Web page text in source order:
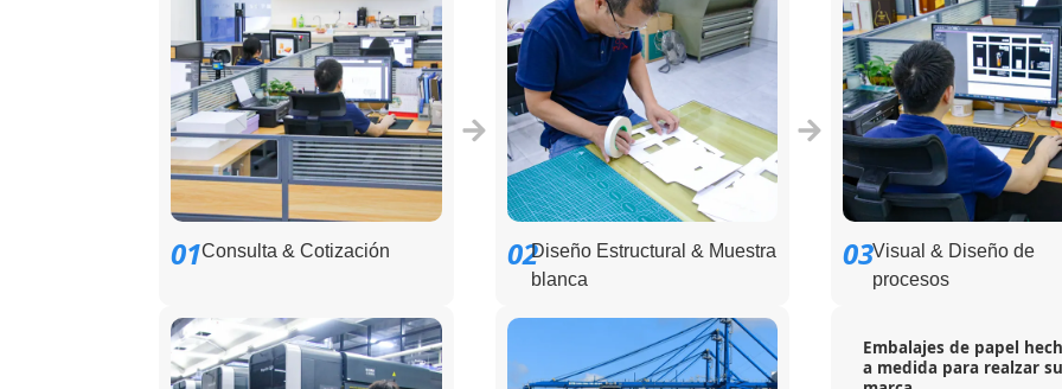
01Consulta & Cotización 02Diseño Estructural & Muestra
blanca
03Visual & Diseño de
procesos
Embalajes de papel
a medida para realzar su